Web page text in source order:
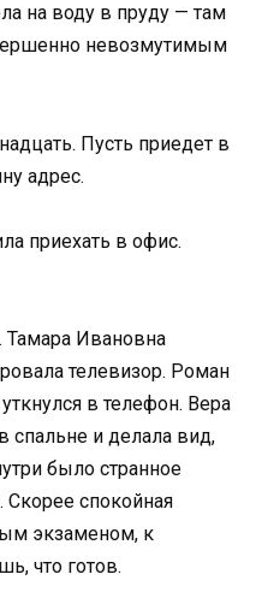
на воду в пруду — там
невозмутимым
Пусть приедет в
адрес.
приехать в офис.
Тамара Ивановна
телевизор. Роман
в телефон. Вера
спальне и делала вид,
было странное
Скорее спокойная
экзаменом, к
что готов.